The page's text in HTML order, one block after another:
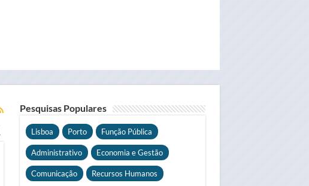
Pesquisas Populares
Lisboa Porto Função Pública
Administrativo Economia e Gestão
Comunicação Recursos Humanos